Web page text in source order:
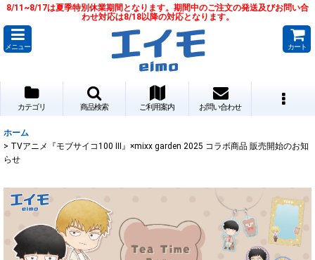
8/11~8/17は夏季特別休業期間となります。期間中のご注文の発送及びお問い合
わせ対応は8/18以降の対応となります。
メニュー カート
カテゴリ 商品検索 ご利用案内 お問い合わせ
ホーム
> TVアニメ『モブサイコ100 III』×mixx garden 2025 コラボ商品 販売開始のお知
らせ